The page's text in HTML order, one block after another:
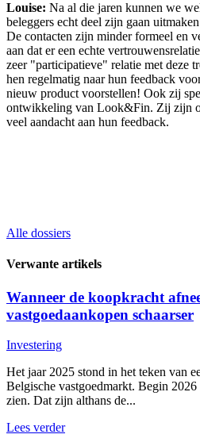
Louise: Na al die jaren kunnen we
beleggers echt deel zijn gaan
De contacten zijn minder formeel en
aan dat er een echte
zeer "participatieve" relatie met deze
hen regelmatig naar hun feedback
nieuw product voorstellen! Ook zij
ontwikkeling van Look&Fin. Zij zijn
veel aandacht aan hun feedback.
Alle dossiers
Verwante artikels
Wanneer de koopkracht
vastgoedaankopen schaarser
Investering
Het jaar 2025 stond in het teken van
Belgische vastgoedmarkt. Begin 2026
zien. Dat zijn althans de...
Lees verder